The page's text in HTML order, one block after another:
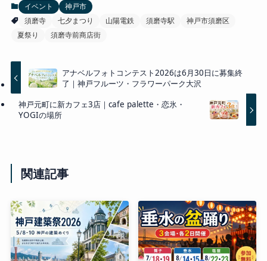
イベント
神戸市
須磨寺
七夕まつり 山陽電鉄 須磨寺駅
神戸市須磨区
夏祭り
須磨寺前商店街
アナベルフォトコンテスト2026は6月30日に募集終
了｜神戸フルーツ・フラワーパーク大沢
神戸元町に新カフェ3店｜cafe palette・恋氷・
YOGIの場所
関連記事